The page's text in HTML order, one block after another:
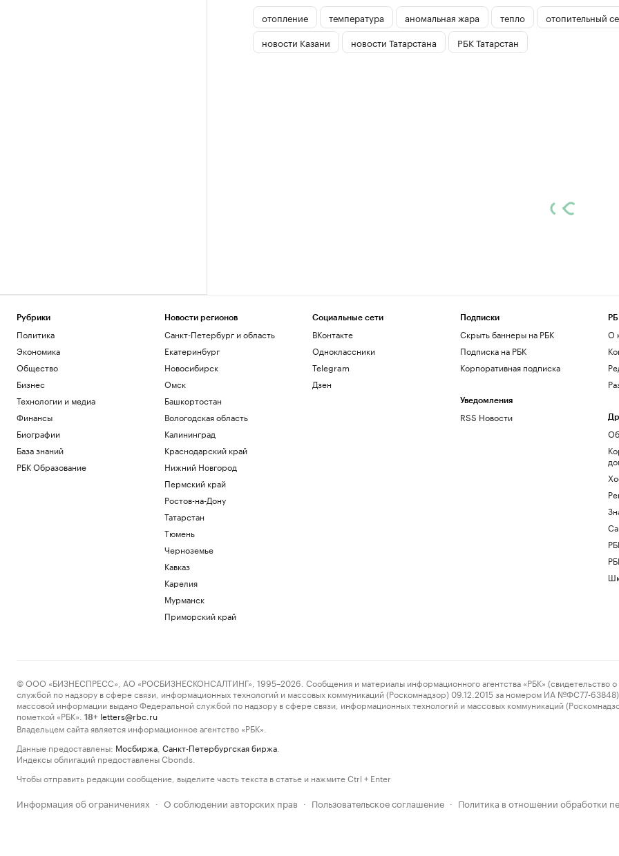
отопление температура аномальная жара тепло
отопительный
новости Казани
новости Татарстана РБК Татарстан
Рубрики
Политика
Экономика
Общество
Бизнес
Технологии и медиа
Финансы
Биографии
База знаний
РБК Образование
Новости регионов
Санкт-Петербург и область
Екатеринбург
Новосибирск
Омск
Башкортостан
Вологодская область
Калининград
Краснодарский край
Нижний Новгород
Пермский край
Ростов-на-Дону
Татарстан
Тюмень
Черноземье
Кавказ
Карелия
Мурманск
Приморский край
Социальные сети
ВКонтакте
Одноклассники
Telegram
Дзен
Подписки
Скрыть баннеры на РБК
Подписка на РБК
Корпоративная подписка
Уведомления
RSS Новости
О
© ООО «БИЗНЕСПРЕСС», АО «РОСБИЗНЕСКОНСАЛТИНГ», 1995–2026. Сообщения и материалы информационного агентства «РБК» (свидетельство о
службой по надзору в сфере связи, информационных технологий и массовых коммуникаций (Роскомнадзор) 09.12.2015 за номером ИА №ФС77-63848)
массовой информации выдано Федеральной службой по надзору в сфере связи, информационных технологий и массовых коммуникаций
пометкой «РБК».
18+ letters@rbc.ru
Владельцем сайта является информационное агентство «РБК».
Данные предоставлены: Мосбиржа Санкт-Петербургская биржа
Индексы облигаций предоставлены Cbonds.
Чтобы отправить редакции сообщение, выделите часть текста в статье и нажмите Ctrl + Enter
Информация об ограничениях · О соблюдении авторских прав · Пользовательское соглашение · Политика в отношении обработки